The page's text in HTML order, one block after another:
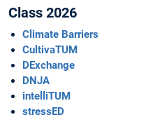
Class 2026
Climate Barriers
CultivaTUM
DExchange
DNJA
intelliTUM
stressED